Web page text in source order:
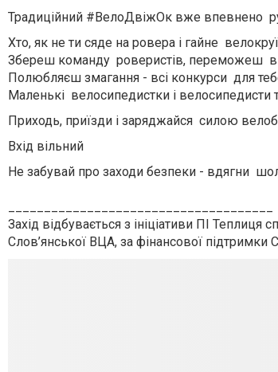
Традиційний #ВелоДвіжОк вже впевнено
Хто, як не ти сяде на ровера і гайне
Збереш команду роверистів, переможеш в
Полюбляєш змагання - всі конкурси для
Маленькі велосипедистки і
Приходь, приїзди і заряджайся силою
Вхід вільний
Не забувай про заходи безпеки - вдягни
Захід відбувається з ініціативи ПІ Теплиця
Слов’янської ВЦА, за фінансової підтримки